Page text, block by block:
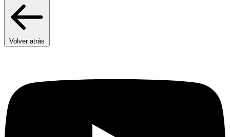
Volver atrás